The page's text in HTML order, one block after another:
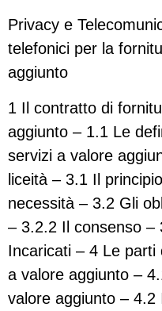
Privacy e
telefonici per la
aggiunto
1 Il contratto di
aggiunto – 1.1 Le
servizi a valore
liceità – 3.1 Il
necessità – 3.2 Gli
– 3.2.2 Il consenso –
Incaricati – 4 Le
a valore aggiunto –
valore aggiunto –